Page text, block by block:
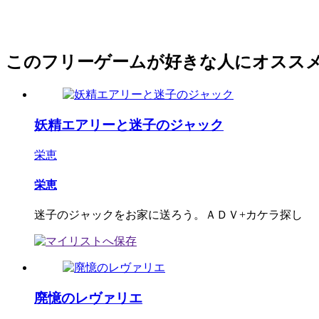
このフリーゲームが好きな人にオスス
妖精エアリーと迷子のジャック
栄恵
栄恵
迷子のジャックをお家に送ろう。ＡＤＶ+カケラ探し
廃憶のレヴァリエ